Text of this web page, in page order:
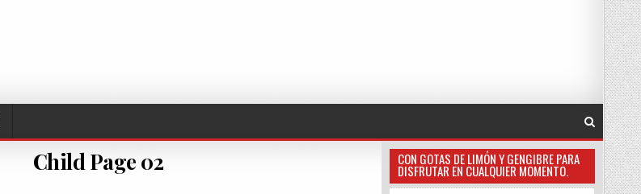
Child Page 02 CON GOTAS DE LIMÓN Y GENGIBRE PARA
DISFRUTAR EN CUALQUIER MOMENTO.